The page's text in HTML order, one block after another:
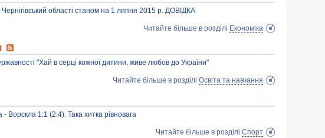
в Чернігівський області станом на 1 липня 2015 р. ДОВІДКА
Читайте більше в розділі Економіка
"Хай в серці кожної дитини, живе любов до України"
Читайте більше в розділі Освіта та навчання
- Ворскла 1:1 (2:4). Така хитка рівновага
Читайте більше в розділі Спорт